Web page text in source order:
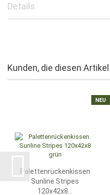
Details
Kunden, die diesen
NEU
Palettenrückenkissen
Sunline Stripes
120x42x8...